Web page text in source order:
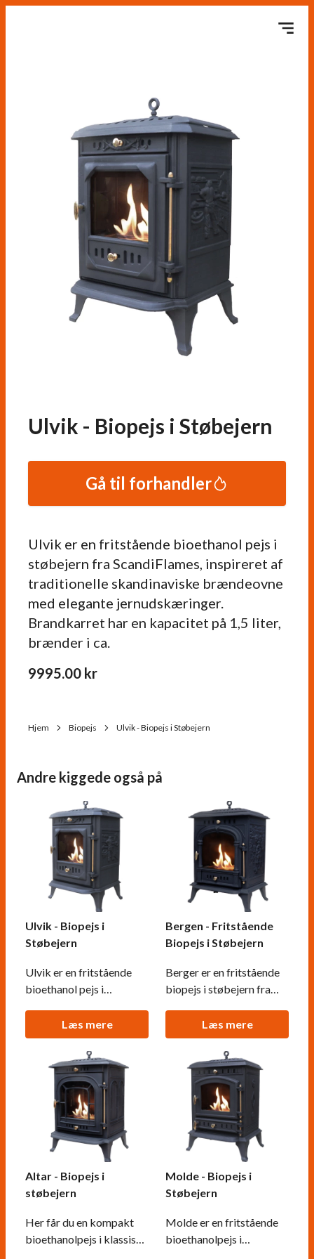
Ulvik - Biopejs i Støbejern
Ulvik er en fritstående bioethanol pejs i
støbejern fra ScandiFlames, inspireret af
traditionelle skandinaviske brændeovne
med elegante jernudskæringer.
Brandkarret har en kapacitet på 1,5 liter,
brænder i ca.
9995.00 kr
Gå til forhandler
Hjem Biopejs Ulvik - Biopejs i Støbejern
Andre kiggede også på
Ulvik - Biopejs i
Støbejern
Ulvik er en fritstående
bioethanol pejs i
ScandiFlames, inspireret
af traditionelle
skandinaviske
brændeovne med
elegante
jernudskæringer.
Brandkarret har en
kapacitet på 1,5 liter,
brænder i ca. 5 timer per
opfyldning, og har
justerbare fla
Læs mere
Bergen - Fritstående
Biopejs i Støbejern
Berger er en fritstående
biopejs i støbejern fra
af traditionelle
skandinaviske
brændeovne med
smukke jernmarkeringer.
Brandkarret har en
kapacitet på 1,5 liter og
kan brænde i cirka 5
timer per opfyldning, med
justerbare flammer,
Læs mere
Altar - Biopejs i
støbejern
Her får du en kompakt
bioethanolpejs i klassisk
Molde - Biopejs i
Støbejern
Molde er en fritstående
bioethanolpejs i